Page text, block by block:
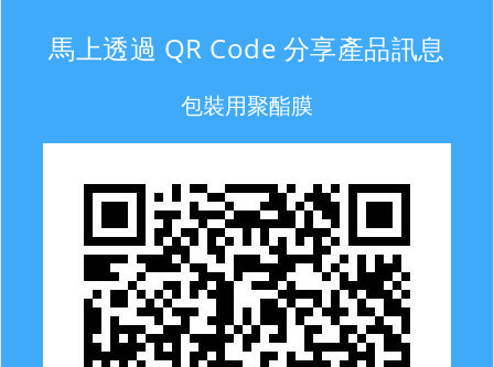
馬上透過 QR Code 分享產品訊息
包裝用聚酯膜